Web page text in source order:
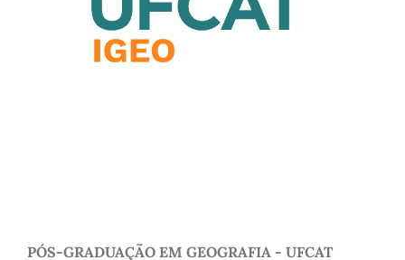
PÓS-GRADUAÇÃO EM GEOGRAFIA - UFCAT